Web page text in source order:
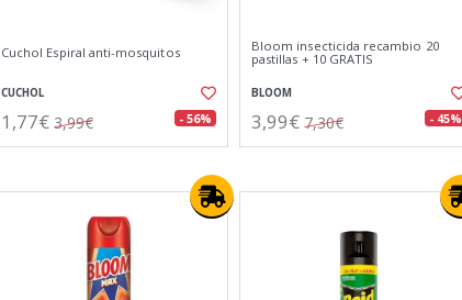
Cuchol Espiral anti-mosquitos
CUCHOL
1,77€ 3,99€ - 56%
Bloom insecticida recambio 20
pastillas + 10 GRATIS
BLOOM
3,99€ 7,30€ - 45%